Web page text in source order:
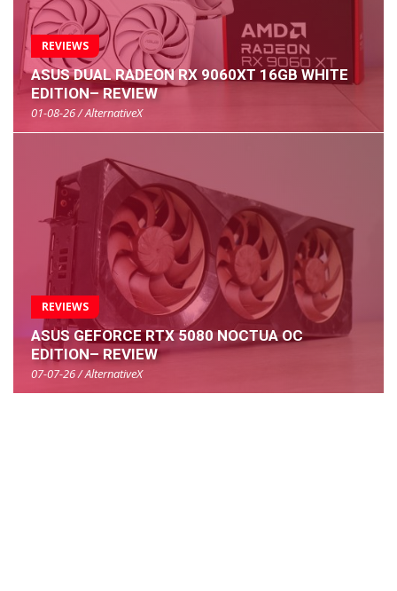
REVIEWS
ASUS DUAL RADEON RX 9060XT 16GB WHITE
EDITION– REVIEW
01-08-26 / AlternativeX
REVIEWS
ASUS GEFORCE RTX 5080 NOCTUA OC
EDITION– REVIEW
07-07-26 / AlternativeX